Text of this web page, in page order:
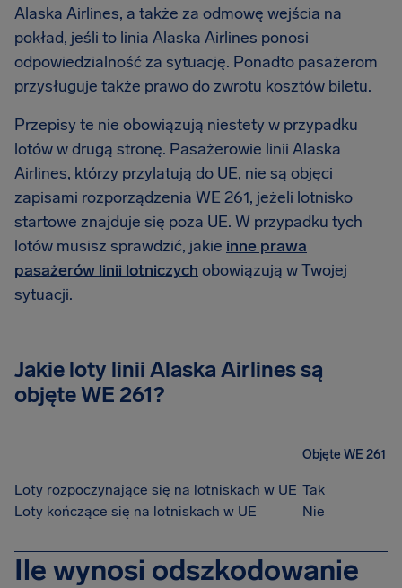
Alaska Airlines, a także za odmowę wejścia na
pokład, jeśli to linia Alaska Airlines ponosi
odpowiedzialność za sytuację. Ponadto pasażerom
przysługuje także prawo do zwrotu kosztów biletu.
Przepisy te nie obowiązują niestety w przypadku
lotów w drugą stronę. Pasażerowie linii Alaska
Airlines, którzy przylatują do UE, nie są objęci
zapisami rozporządzenia WE 261, jeżeli lotnisko
startowe znajduje się poza UE. W przypadku tych
lotów musisz sprawdzić, jakie inne prawa
pasażerów linii lotniczych obowiązują w Twojej
sytuacji.
Jakie loty linii Alaska Airlines są
objęte WE 261?
Objęte WE 261
Loty rozpoczynające się na lotniskach w UE Tak
Loty kończące się na lotniskach w UE
Nie
Ile wynosi odszkodowanie